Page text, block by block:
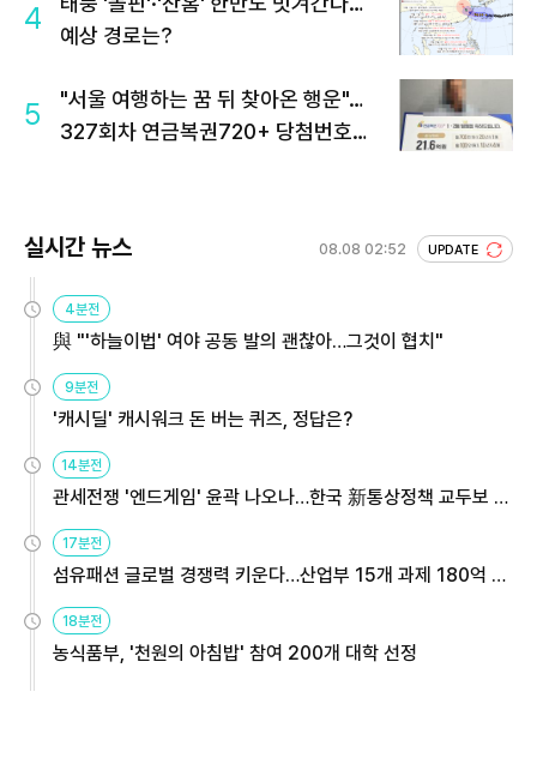
4
예상 경로는?
5
"서울 여행하는 꿈 뒤 찾아온 행운"…
327회차 연금복권720+ 당첨번호조
실시간 뉴스 08.08 02:52 UPDATE
4분전
與 "'하늘이법' 여야 공동 발의 괜찮아…그것이 협치"
9분전
'캐시딜' 캐시워크 돈 버는 퀴즈, 정답은?
14분전
관세전쟁 '엔드게임' 윤곽 나오나…한국 新통상정책 교두보 활
17분전
섬유패션 글로벌 경쟁력 키운다…산업부 15개 과제 180억 지
18분전
농식품부, '천원의 아침밥' 참여 200개 대학 선정